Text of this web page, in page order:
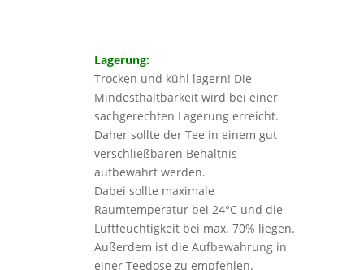
Lagerung:
Trocken und kühl lagern! Die
Mindesthaltbarkeit wird bei einer
sachgerechten Lagerung erreicht.
Daher sollte der Tee in einem gut
verschließbaren Behältnis
aufbewahrt werden.
Dabei sollte maximale
Raumtemperatur bei 24°C und die
Luftfeuchtigkeit bei max. 70% liegen.
Außerdem ist die Aufbewahrung in
einer Teedose zu empfehlen.